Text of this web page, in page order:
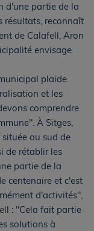
d'une partie de la
résultats, reconnaît
de Calafell, Aron
envisage
plaide
et les
comprendre
À Sitges,
au sud de
de rétablir les
partie de la
centenaire et c'est
d'activités",
: "Cela fait partie
solutions à